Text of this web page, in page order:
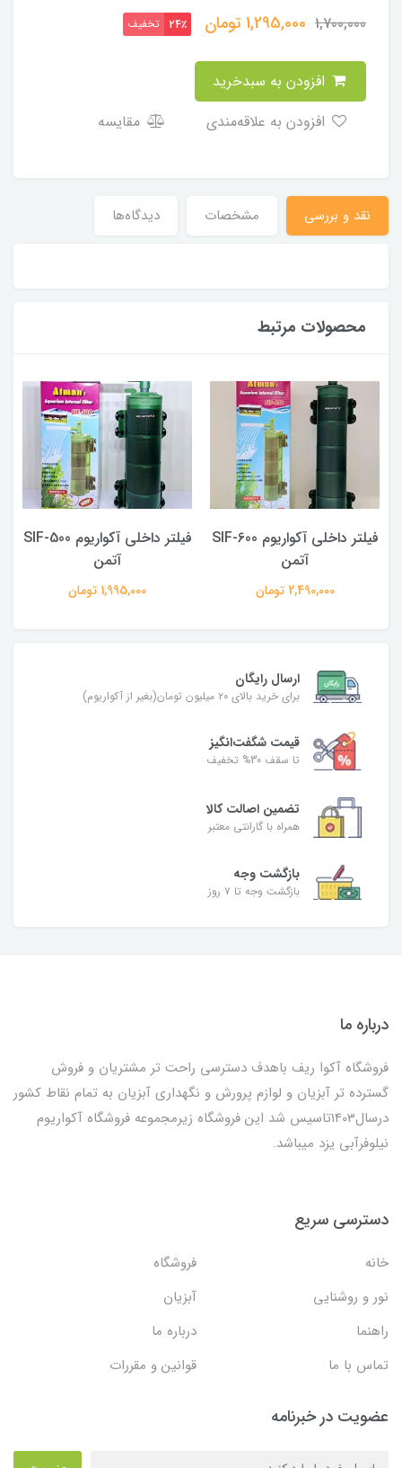
1,700,000
1,295,000تومان 24٪ تخفیف
مقایسه
نقد و بررسی مشخصات دیدگاه‌ها
محصولات مرتبط
فیلتر داخلی آکواریوم SIF-600
آتمن
2,490,000 تومان
فیلتر داخلی آکواریوم SIF-500
آتمن
1,995,000 تومان
ارسال رایگان
برای خرید بالای ۲۰ میلیون تومان(بغیر از آکواریوم)
قیمت شگفت‌انگیز
تا سقف 30% تخفیف
تضمین اصالت کالا
همراه با گارانتی معتبر
بازگشت وجه
بازگشت وجه تا ۷ روز
درباره ما
فروشگاه آکوا ریف باهدف دسترسی راحت تر مشتریان و فروش
گسترده تر آبزیان و لوازم پرورش و نگهداری آبزیان به تمام نقاط کشور
درسال1403تاسیس شد این فروشگاه زیرمجموعه فروشگاه آکواریوم
نیلوفرآبی یزد میباشد.
دسترسی سریع
خانه
فروشگاه
نور و روشنایی
آبزیان
راهنما
درباره ما
تماس با ما
قوانین و مقررات
عضویت در خبرنامه